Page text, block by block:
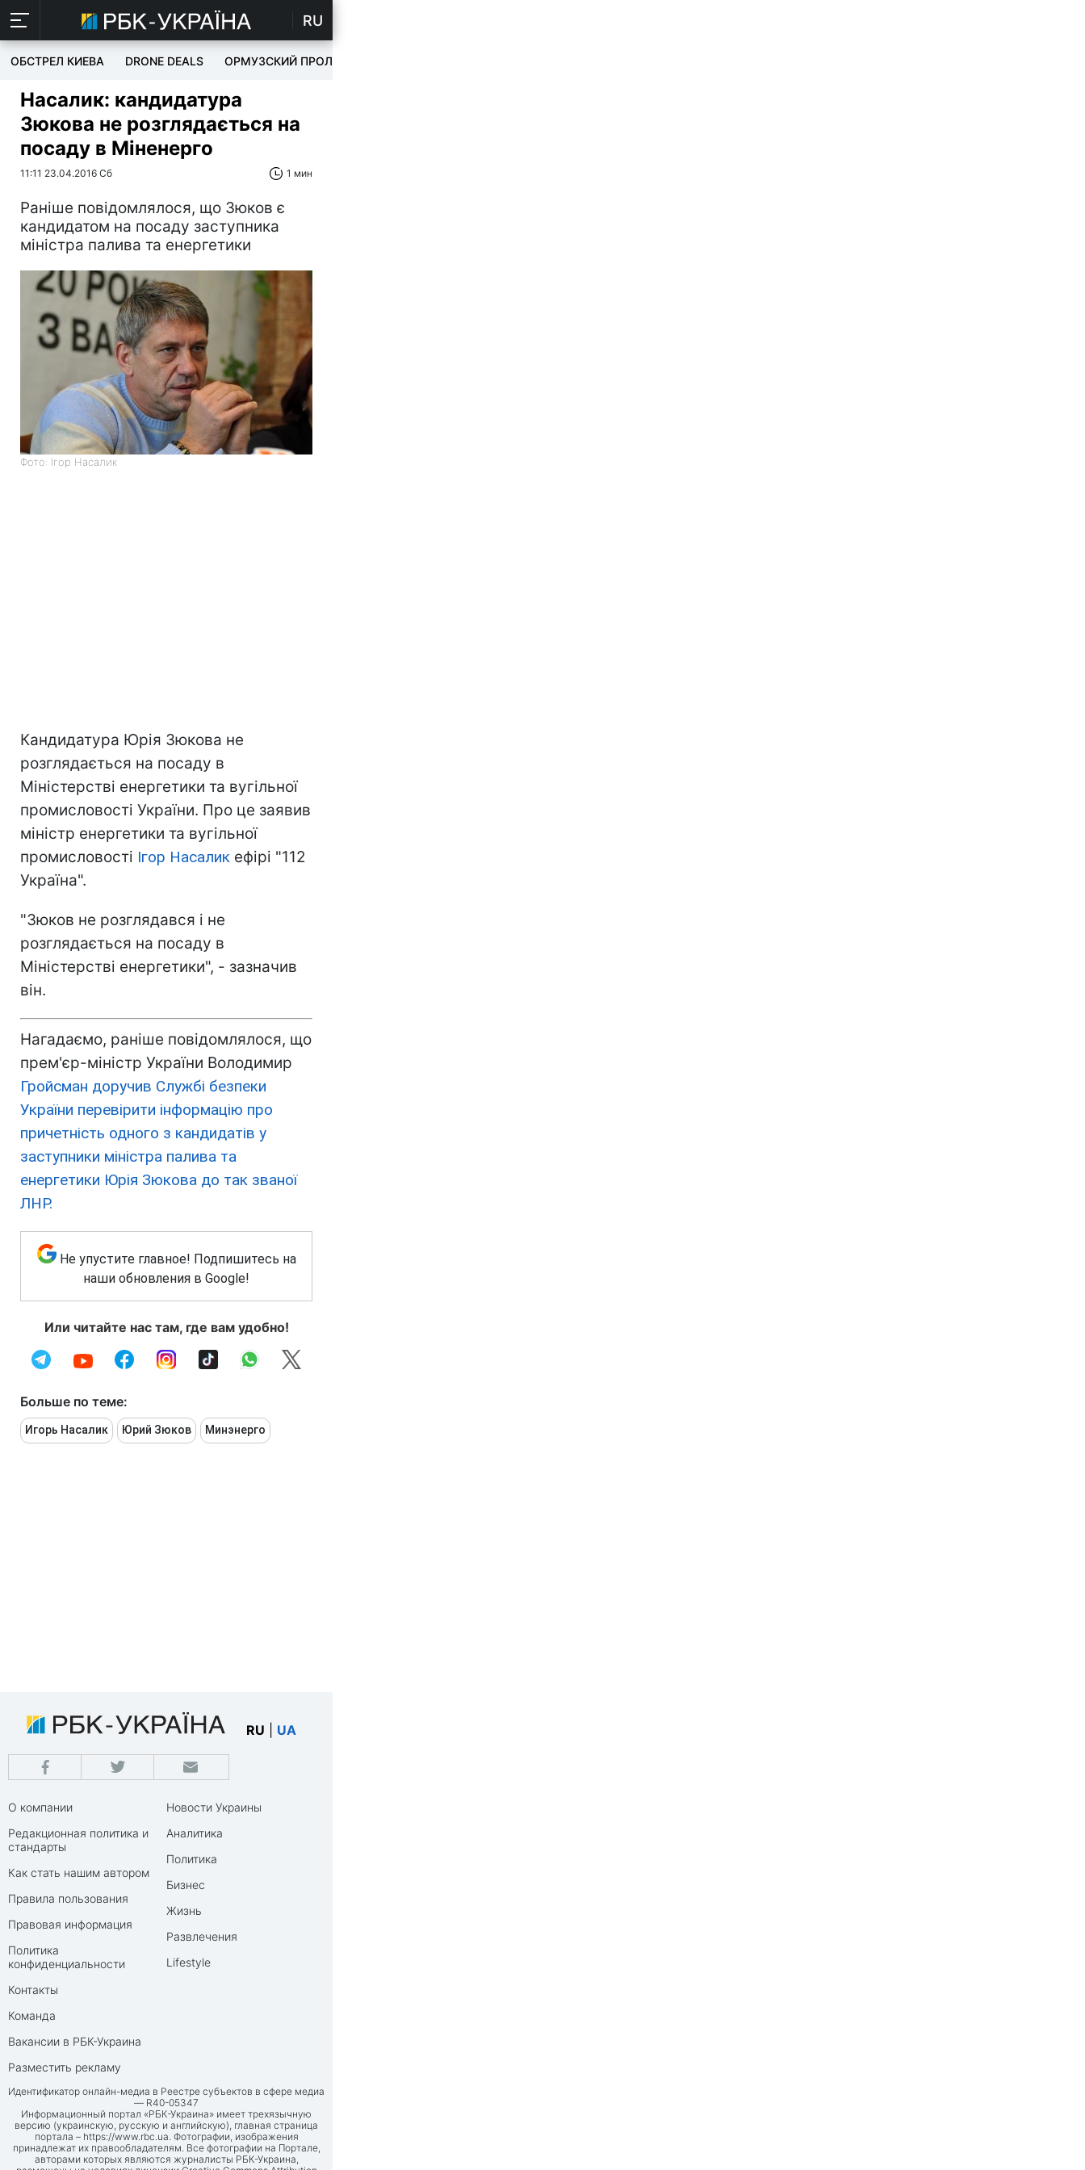
RU
ОБСТРЕЛ КИЕВА DRONE DEALS ОРМУЗСКИЙ ПРОЛИВ
Насалик: кандидатура
Зюкова не розглядається на
посаду в Міненерго
11:11 23.04.2016 Сб 1 мин
Раніше повідомлялося, що Зюков є
кандидатом на посаду заступника
міністра палива та енергетики
Фото: Ігор Насалик
Кандидатура Юрія Зюкова не
розглядається на посаду в
Міністерстві енергетики та вугільної
промисловості України. Про це заявив
міністр енергетики та вугільної
промисловості Ігор Насалик ефірі "112
Україна".
"Зюков не розглядався і не
розглядається на посаду в
Міністерстві енергетики", - зазначив
він.
Нагадаємо, раніше повідомлялося, що
прем'єр-міністр України Володимир
Гройсман доручив Службі безпеки
України перевірити інформацію про
причетність одного з кандидатів у
заступники міністра палива та
енергетики Юрія Зюкова до так званої
ЛНР.
Не упустите главное! Подпишитесь на
наши обновления в Google!
Или читайте нас там, где вам удобно!
Больше по теме:
Игорь Насалик Юрий Зюков Минэнерго
RU UA
О компании
Редакционная политика и
стандарты
Как стать нашим автором
Правила пользования
Правовая информация
Политика
конфиденциальности
Контакты
Команда
Вакансии в РБК-Украина
Разместить рекламу
Новости Украины
Аналитика
Политика
Бизнес
Жизнь
Развлечения
Lifestyle
Идентификатор онлайн-медиа в Реестре субъектов в сфере медиа
— R40-05347
Информационный портал «РБК-Украина» имеет трехязычную
версию (украинскую, русскую и английскую), главная страница
портала – https://www.rbc.ua . Фотографии, изображения
принадлежат их правообладателям. Все фотографии на Портале,
авторами которых являются журналисты РБК-Украина,